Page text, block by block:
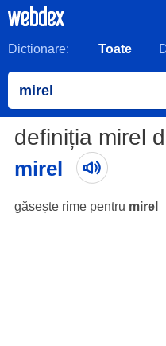
Dictionare: Toate
definiția mirel
mirel
găsește rime pentru mirel